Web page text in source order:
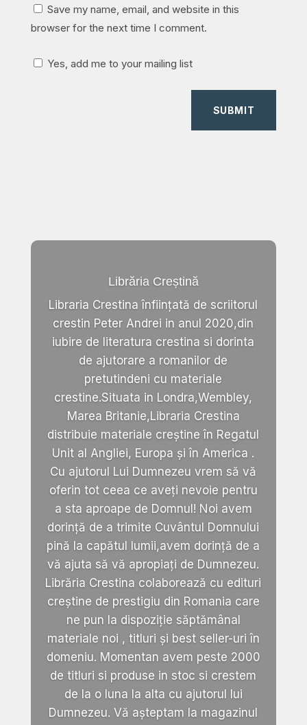
Save my name, email, and website in this
browser for the next time I comment.
Yes, add me to your mailing list
SUBMIT
Librăria Creștină
Libraria Crestina înființată de scriitorul
crestin Peter Andrei in anul 2020,din
iubire de literatura crestina si dorinta
de ajutorare a romanilor de
pretutindeni cu materiale
crestine.Situata in Londra,Wembley,
Marea Britanie,Libraria Crestina
distribuie materiale creștine în Regatul
Unit al Angliei, Europa și în America .
Cu ajutorul Lui Dumnezeu vrem să vă
oferin tot ceea ce aveți nevoie pentru
a sta aproape de Domnul! Noi avem
dorință de a trimite Cuvântul Domnului
pină la capătul lumii,avem dorință de a
vă ajuta să vă apropiați de Dumnezeu.
Librăria Crestina colaborează cu edituri
creștine de prestigiu din Romania care
ne pun la dispoziție săptămânal
materiale noi , titluri și best seller-uri în
domeniu. Momentan avem peste 2000
de titluri si produse in stoc si crestem
de la o luna la alta cu ajutorul lui
Dumnezeu. Vă așteptam la magazinul